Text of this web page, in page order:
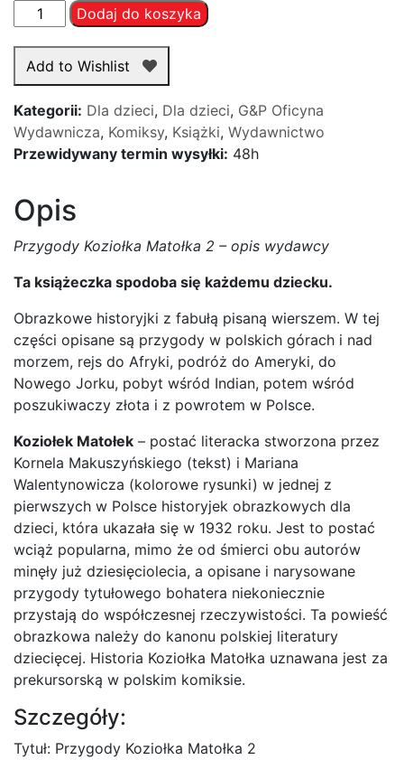
ilość
Przygody
Koziołka
Matołka
Dodaj do koszyka
Add to Wishlist
Kategorii: Dla dzieci, Dla dzieci, G&P Oficyna
Wydawnicza, Komiksy, Książki, Wydawnictwo
Przewidywany termin wysyłki: 48h
Opis
Przygody Koziołka Matołka 2 – opis wydawcy
Ta książeczka spodoba się każdemu dziecku.
Obrazkowe historyjki z fabułą pisaną wierszem. W tej
części opisane są przygody w polskich górach i nad
morzem, rejs do Afryki, podróż do Ameryki, do
Nowego Jorku, pobyt wśród Indian, potem wśród
poszukiwaczy złota i z powrotem w Polsce.
Koziołek Matołek – postać literacka stworzona przez
Kornela Makuszyńskiego (tekst) i Mariana
Walentynowicza (kolorowe rysunki) w jednej z
pierwszych w Polsce historyjek obrazkowych dla
dzieci, która ukazała się w 1932 roku. Jest to postać
wciąż popularna, mimo że od śmierci obu autorów
minęły już dziesięciolecia, a opisane i narysowane
przygody tytułowego bohatera niekoniecznie
przystają do współczesnej rzeczywistości. Ta powieść
obrazkowa należy do kanonu polskiej literatury
dziecięcej. Historia Koziołka Matołka uznawana jest za
prekursorską w polskim komiksie.
Szczegóły:
Tytuł: Przygody Koziołka Matołka 2